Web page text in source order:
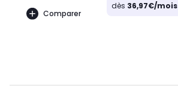
Comparer
dès 36,97€/mois